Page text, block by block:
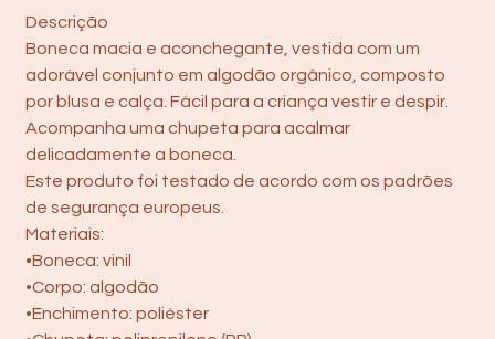
Descrição
Boneca macia e aconchegante, vestida com um
adorável conjunto em algodão orgânico, composto
por blusa e calça. Fácil para a criança vestir e despir.
Acompanha uma chupeta para acalmar
delicadamente a boneca.
Este produto foi testado de acordo com os padrões
de segurança europeus.
Materiais:
•Boneca: vinil
•Corpo: algodão
•Enchimento: poliéster